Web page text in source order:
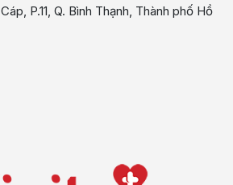
P.11, Q. Bình Thạnh, Thành phố Hồ